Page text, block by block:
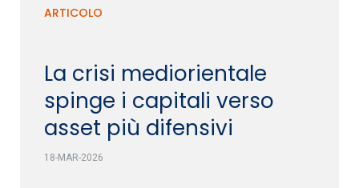
ARTICOLO
La crisi mediorientale
spinge i capitali verso
asset più difensivi
18-MAR-2026